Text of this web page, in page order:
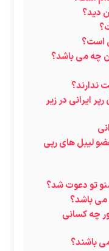
دید؟
است؟
چه می باشد؟
ندارند؟
ایرانی در زیر
لیبل های رپی
منو تو دعوت شد؟
می باشد؟
چه کسانی
باشند؟